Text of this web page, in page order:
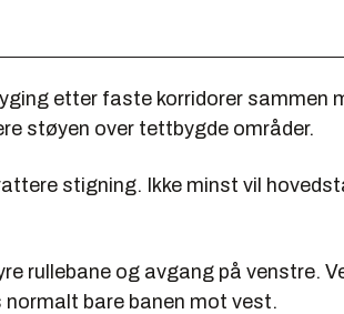
etter faste korridorer sammen
støyen over tettbygde områder.
stigning. Ikke minst vil
rullebane og avgang på venstre.
bare banen mot vest.